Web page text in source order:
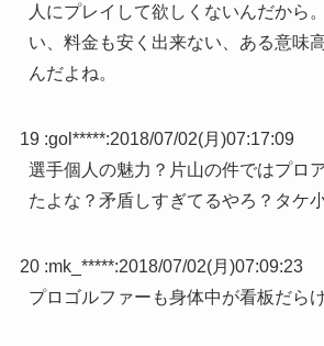
人にプレイして欲しくないんだから
い、料金も安く出来ない、ある意味
んだよね。
19 :gol*****:2018/07/02(月)07:17:09
選手個人の魅力？片山の件ではプロ
たよな？矛盾しすぎてるやろ？タケ
20 :mk_*****:2018/07/02(月)07:09:23
プロゴルファーも身体中が看板だら